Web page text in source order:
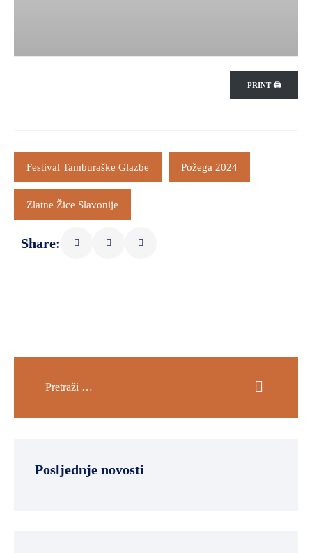
PRINT 🖨
Festival Tamburaške Glazbe Požega 2024
Zlatne Žice Slavonije
Share:
Posljednje novosti